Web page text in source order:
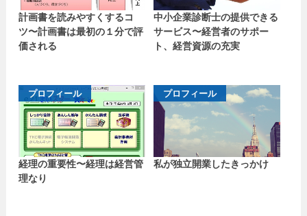
計画書を読みやすくするコ
ツ〜計画書は最初の１分で評
価される
中小企業診断士の提供できる
サービス〜経営者のサポー
ト、経営資源の充実
プロフィール
経理の重要性〜経理は経営管
理なり
プロフィール
私が独立開業したきっかけ